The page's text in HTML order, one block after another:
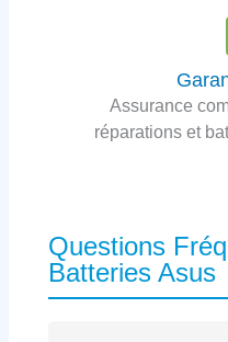
Assurance
réparations et
Questions
Batteries Asus